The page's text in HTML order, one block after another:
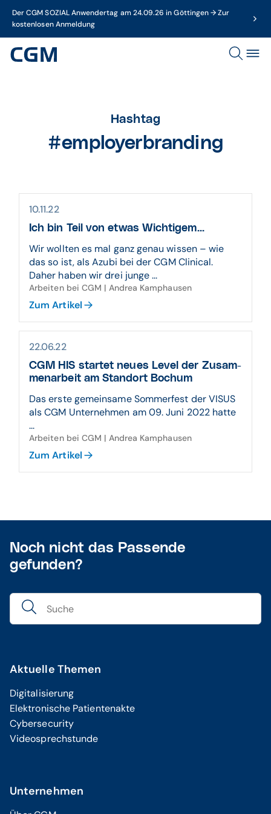
Der CGM SOZIAL Anwendertag am 24.09.26 in Göttingen → Zur
kostenlosen Anmeldung
Hashtag
#employerbranding
10.11.22
Ich bin Teil von etwas Wichtigem…
Wir wollten es mal ganz genau wissen – wie
das so ist, als Azubi bei der CGM Clinical.
Daher haben wir drei junge ...
Arbeiten bei CGM | Andrea Kamphausen
Zum Artikel
22.06.22
CGM HIS startet neues Level der Zusam­
men­arbeit am Standort Bochum
Das erste gemeinsame Sommerfest der VISUS
als CGM Unternehmen am 09. Juni 2022 hatte
...
Arbeiten bei CGM | Andrea Kamphausen
Zum Artikel
Noch nicht das Passende
gefunden?
Aktuelle Themen
Digitalisierung
Elektronische Patientenakte
Cybersecurity
Videosprechstunde
Unternehmen